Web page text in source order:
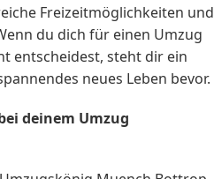
Freizeitmöglichkeiten und
du dich für einen Umzug
entscheidest, steht dir ein
neues Leben bevor.
deinem Umzug